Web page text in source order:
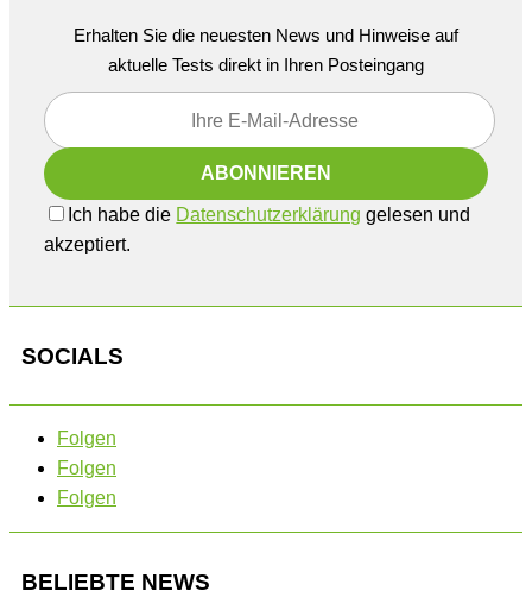
Erhalten Sie die neuesten News und Hinweise auf
aktuelle Tests direkt in Ihren Posteingang
Ich habe die Datenschutzerklärung gelesen und
akzeptiert.
SOCIALS
Folgen
Folgen
Folgen
BELIEBTE NEWS